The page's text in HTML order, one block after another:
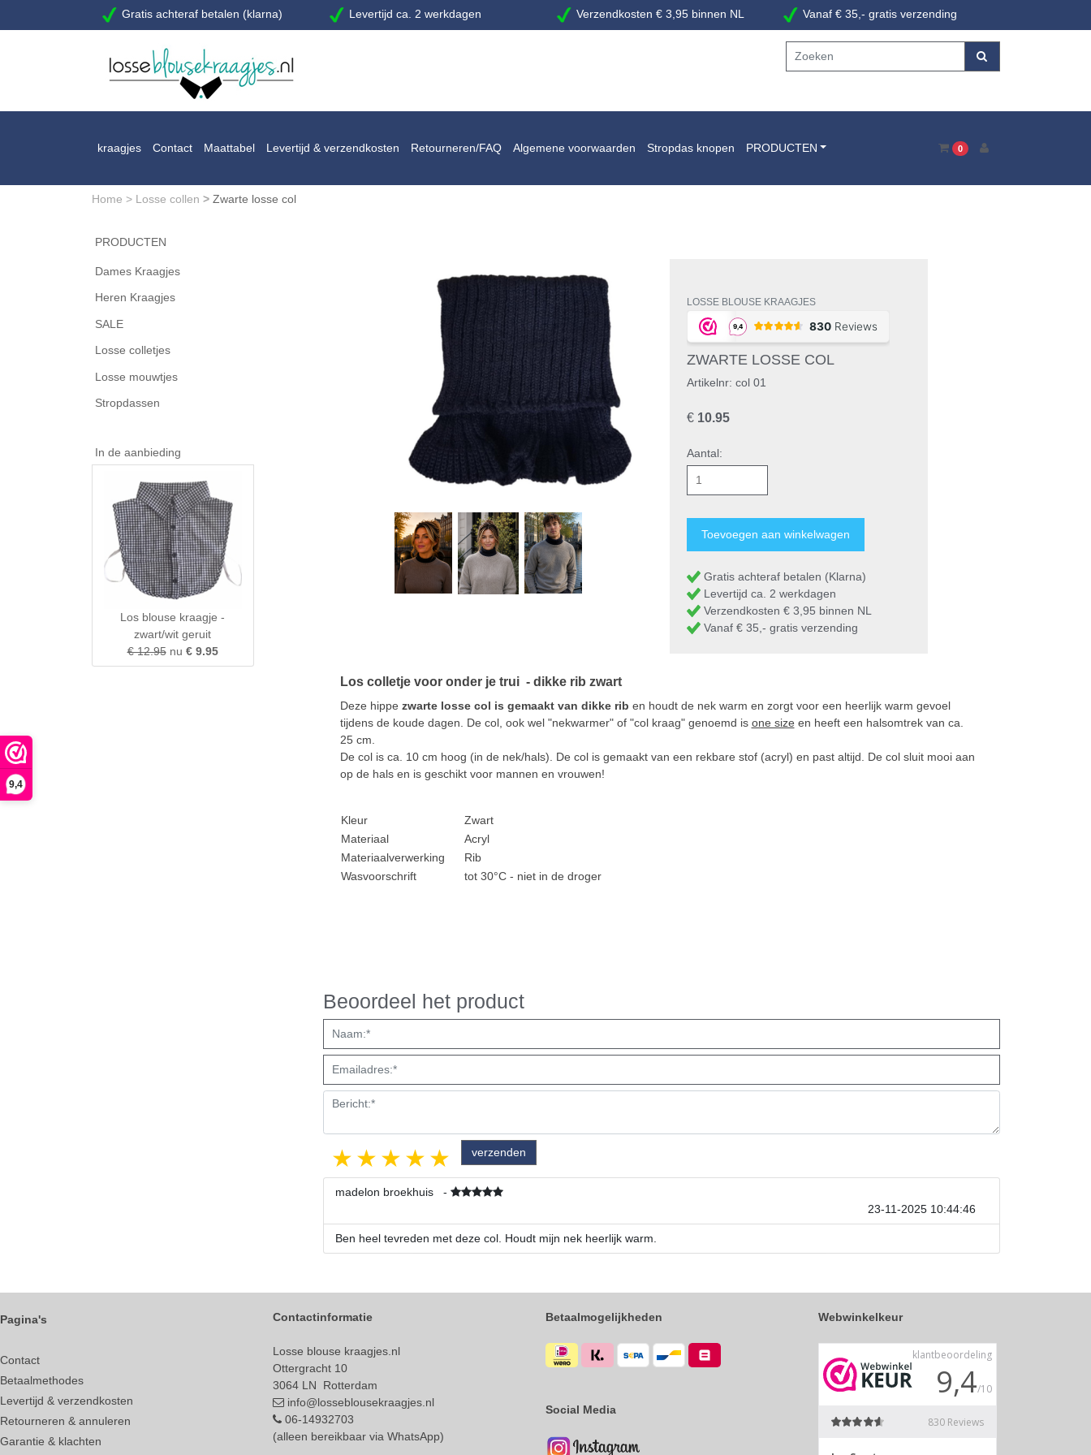
9,4
Gratis achteraf betalen (klarna) Levertijd ca. 2 werkdagen Verzendkosten € 3,95 binnen NL Vanaf € 35,- gratis verzending
kraagjes Contact Maattabel Levertijd & verzendkosten Retourneren/FAQ Algemene voorwaarden Stropdas knopen PRODUCTEN 0
Home > Losse collen > Zwarte losse col
PRODUCTEN
Dames Kraagjes
Heren Kraagjes
SALE
Losse colletjes
Losse mouwtjes
Stropdassen
In de aanbieding
Los blouse kraagje -
zwart/wit geruit
€ 12.95nu € 9.95
LOSSE BLOUSE KRAAGJES
ZWARTE LOSSE COL
Artikelnr: col 01
€ 10.95
Aantal:
Gratis achteraf betalen (Klarna)
Levertijd ca. 2 werkdagen
Verzendkosten € 3,95 binnen NL
Vanaf € 35,- gratis verzending
Los colletje voor onder je trui - dikke rib zwart
Deze hippe zwarte losse col is gemaakt van dikke rib en houdt de nek warm en zorgt voor een heerlijk warm gevoel
tijdens de koude dagen. De col, ook wel "nekwarmer" of "col kraag" genoemd is one size en heeft een halsomtrek van ca.
25 cm.
De col is ca. 10 cm hoog (in de nek/hals). De col is gemaakt van een rekbare stof (acryl) en past altijd. De col sluit mooi aan
op de hals en is geschikt voor mannen en vrouwen!
Kleur
Zwart
Materiaal
Acryl
Materiaalverwerking
Rib
Wasvoorschrift
tot 30°C - niet in de droger
Beoordeel het product
5 stars
4 stars
3 stars
2 stars
1 star
madelon broekhuis
-
23-11-2025 10:44:46
Ben heel tevreden met deze col. Houdt mijn nek heerlijk warm.
Pagina's
Contact
Betaalmethodes
Levertijd & verzendkosten
Retourneren & annuleren
Garantie & klachten
Contactinformatie
Losse blouse kraagjes.nl
Ottergracht 10
3064 LN Rotterdam
info@losseblousekraagjes.nl
06-14932703
(alleen bereikbaar via WhatsApp)
Betaalmogelijkheden
Social Media
Webwinkelkeur